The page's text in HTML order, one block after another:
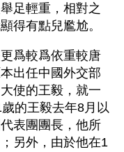
足輕重，相對之
得有點兒尷尬。
爲較爲依重較唐
出任中國外交部
使的王毅，就一
的王毅去年8月以
表團團長，他所
另外，由於他在1